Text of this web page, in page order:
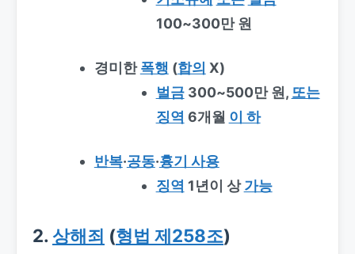
100~300만 원
경미한폭행 (합의 X)
벌금300~500만 원, 또는
징역 6개월 이 하
반복·공동·흉기 사용
징역 1년이 상가능
2. 상해죄 (형법 제258조)